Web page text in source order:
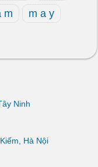
m
m a y
Ninh
Hà Nội